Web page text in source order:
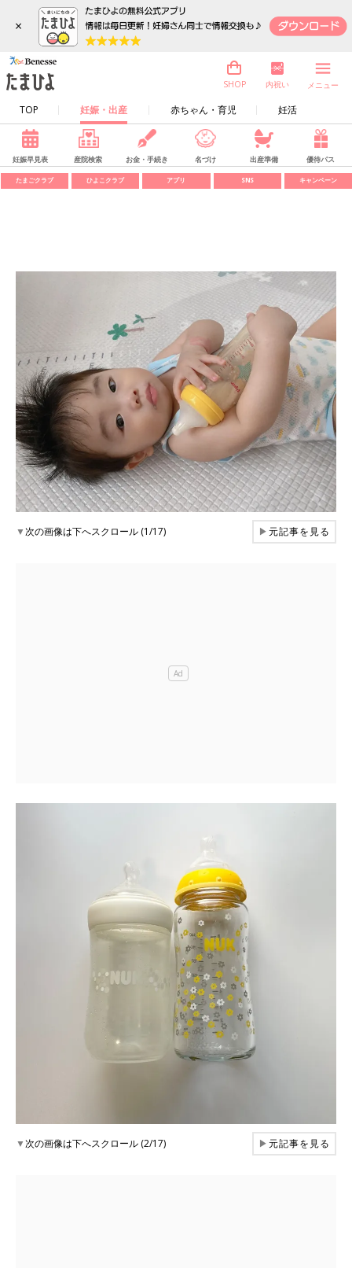
×
TOP 妊娠・出産 赤ちゃん・育児 妊活
SHOP 内祝い メニュー
妊娠早見表 産院検索 お金・手続き 名づけ 出産準備 優待パス
たまごクラブ ひよこクラブ アプリ SNS キャンペーン
▼次の画像は下へスクロール (1/17) ▶元記事を見る
▼次の画像は下へスクロール (2/17) ▶元記事を見る